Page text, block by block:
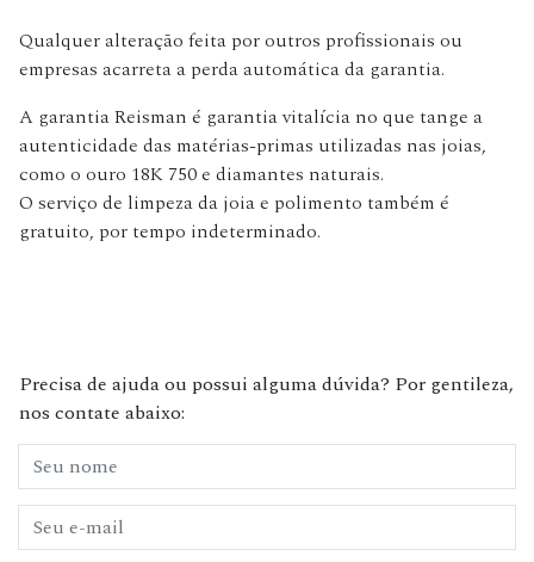
Qualquer alteração feita por outros profissionais ou
empresas acarreta a perda automática da garantia.
A garantia Reisman é garantia vitalícia no que tange a
autenticidade das matérias-primas utilizadas nas joias,
como o ouro 18K 750 e diamantes naturais.
O serviço de limpeza da joia e polimento também é
gratuito, por tempo indeterminado.
Precisa de ajuda ou possui alguma dúvida? Por gentileza,
nos contate abaixo: